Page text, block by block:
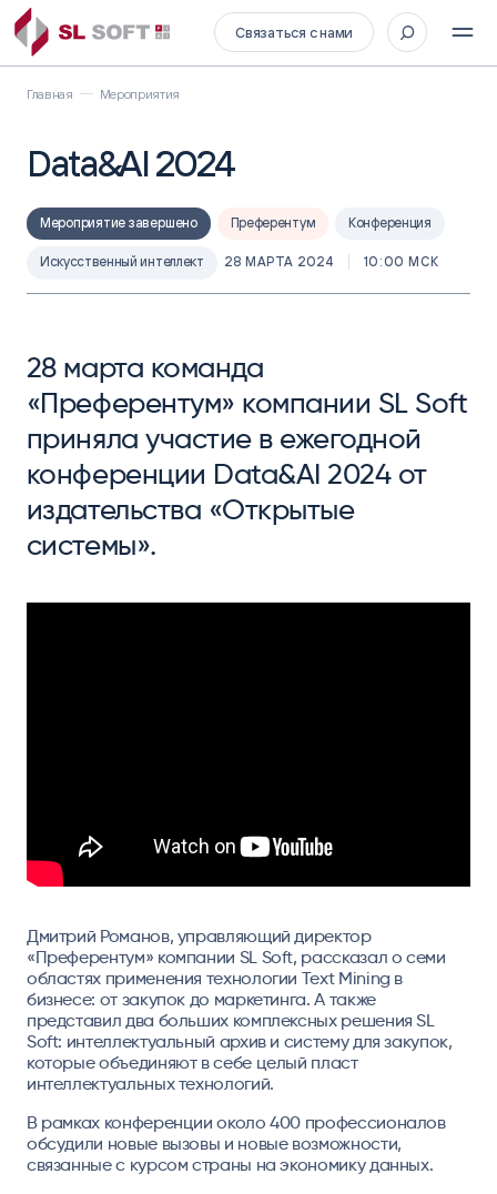
Связаться с нами
Главная Мероприятия
Data&AI 2024
Мероприятие завершено Преферентум Конференция
Искусственный интеллект 28 МАРТА 2024 10:00 МСК
28 марта команда
«Преферентум» компании SL Soft
приняла участие в ежегодной
конференции Data&AI 2024 от
издательства «Открытые
системы».
Дмитрий Романов, управляющий директор
«Преферентум» компании SL Soft, рассказал о семи
областях применения технологии Text Mining в
бизнесе: от закупок до маркетинга. А также
представил два больших комплексных решения SL
Soft: интеллектуальный архив и систему для закупок,
которые объединяют в себе целый пласт
интеллектуальных технологий.
В рамках конференции около 400 профессионалов
обсудили новые вызовы и новые возможности,
связанные с курсом страны на экономику данных.